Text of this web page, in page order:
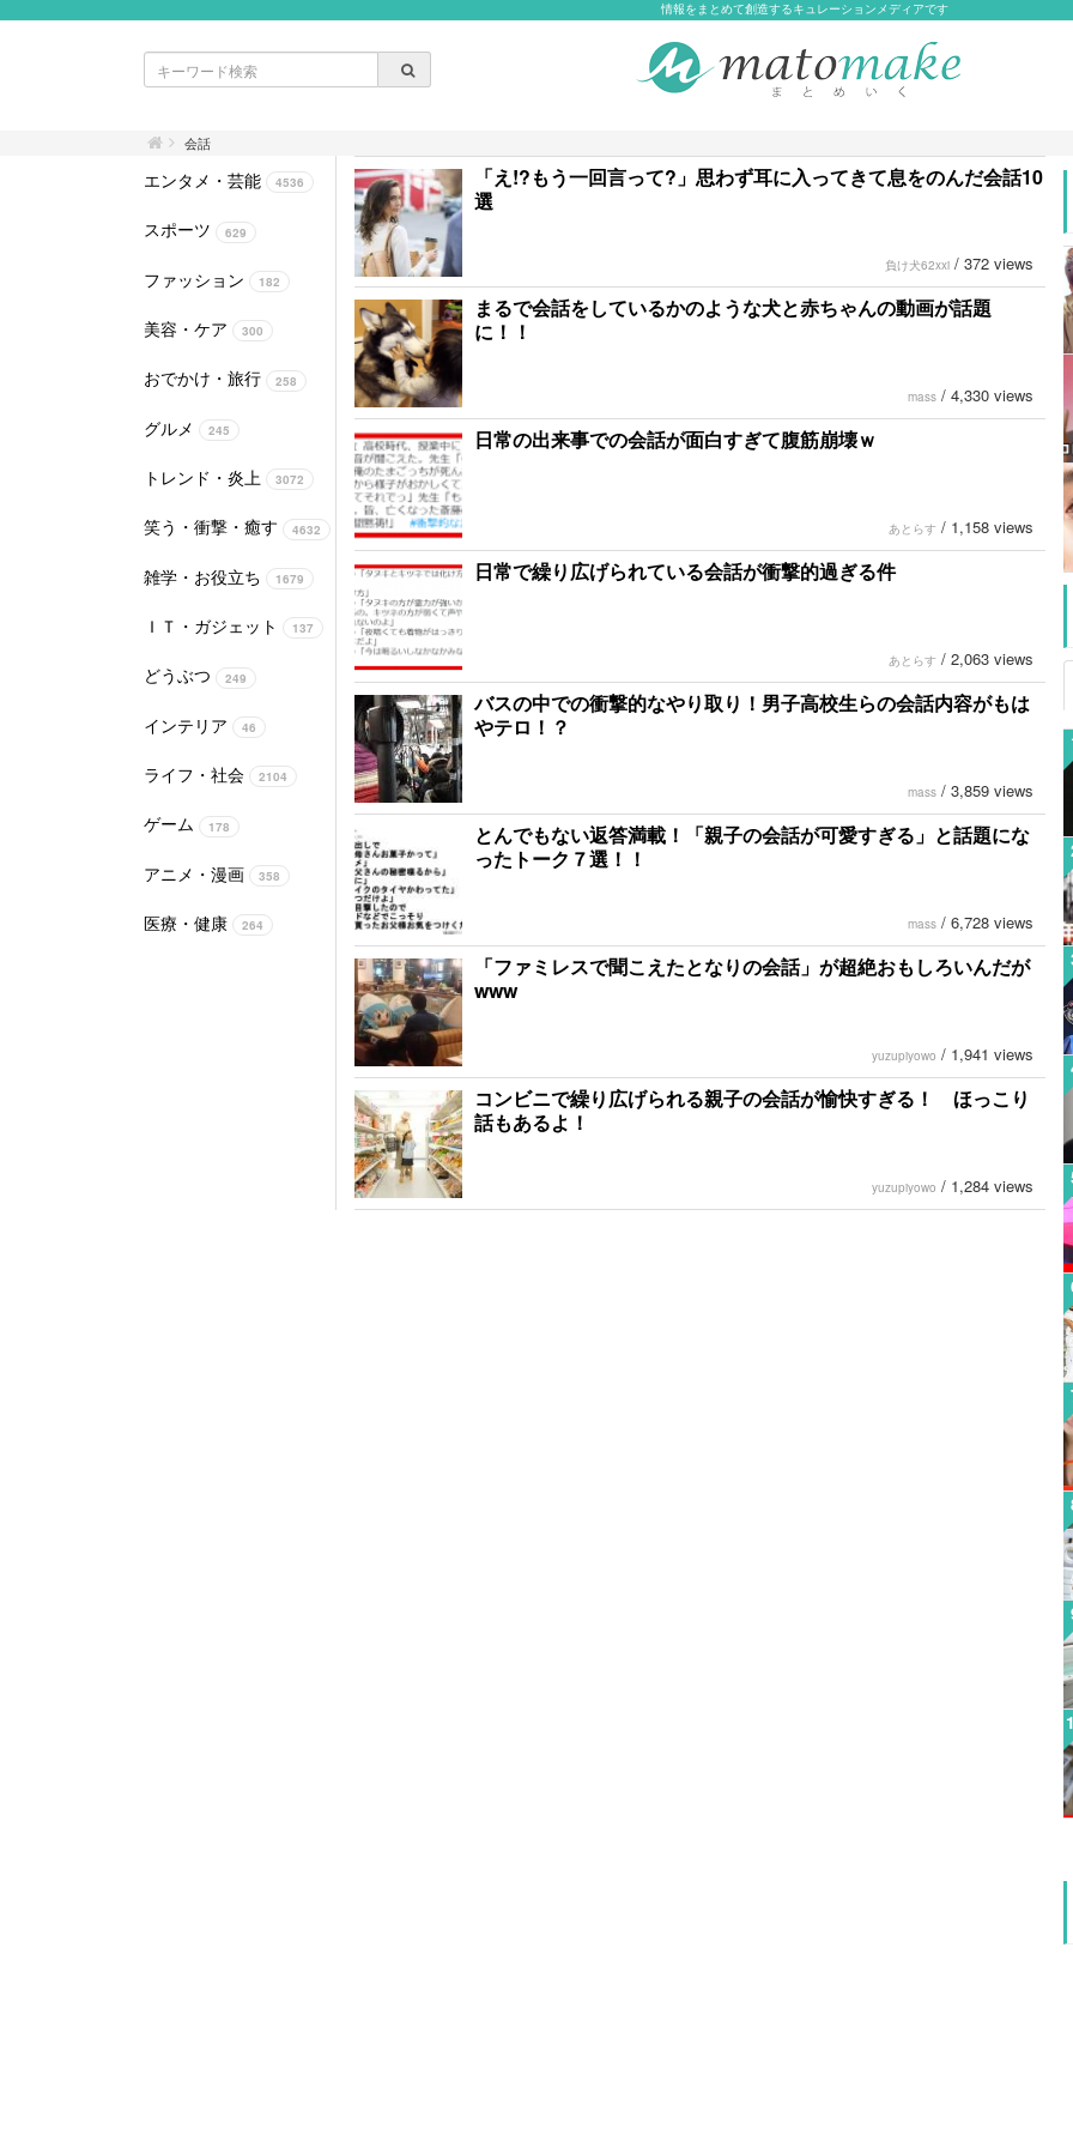
情報をまとめて創造するキュレーションメディアです
会話
エンタメ・芸能 4536
スポーツ 629
ファッション 182
美容・ケア 300
おでかけ・旅行 258
グルメ 245
トレンド・炎上 3072
笑う・衝撃・癒す 4632
雑学・お役立ち 1679
ＩＴ・ガジェット 137
どうぶつ 249
インテリア 46
ライフ・社会 2104
ゲーム 178
アニメ・漫画 358
医療・健康 264
「え!?もう一回言って?」思わず耳に入ってきて息をのんだ会話10
選
負け犬62xxi / 372 views
まるで会話をしているかのような犬と赤ちゃんの動画が話題
に！！
mass / 4,330 views
日常の出来事での会話が面白すぎて腹筋崩壊ｗ
あとらす / 1,158 views
日常で繰り広げられている会話が衝撃的過ぎる件
あとらす / 2,063 views
バスの中での衝撃的なやり取り！男子高校生らの会話内容がもは
やテロ！？
mass / 3,859 views
とんでもない返答満載！「親子の会話が可愛すぎる」と話題にな
ったトーク７選！！
mass / 6,728 views
「ファミレスで聞こえたとなりの会話」が超絶おもしろいんだが
www
yuzupiyowo / 1,941 views
コンビニで繰り広げられる親子の会話が愉快すぎる！ ほっこり
話もあるよ！
yuzupiyowo / 1,284 views